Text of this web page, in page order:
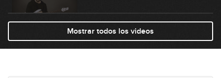
10:23
#101: Latin Groove en Em
Mostrar todos los videos